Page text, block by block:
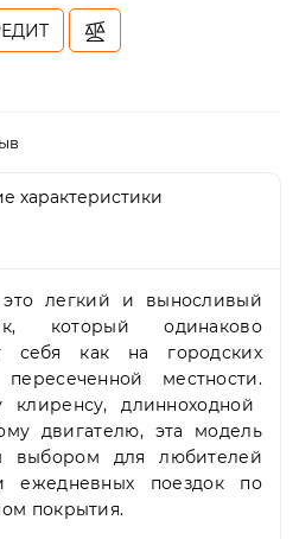
характеристики
легкий и выносливый
который одинаково
себя как на городских
местности.
клиренсу, длинноходной
двигателю,эта модель
выбором для любителей
ежедневных поездок по
покрытия.